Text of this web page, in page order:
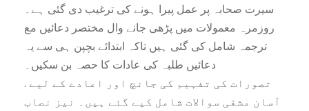
سیرت صحابہ پر عمل پیرا ہونے کی ترغیب دی گئی ہے۔
روزمرہ معمولات میں پڑھی جانے وال مختصر دعائیں مع
ترجمہ شامل کی گئی ہیں تاکہ ابتدائے بچپن ہی سے یہ
دعائیں طلبہ کی عادات کا حصہ بن سکیں۔
. تصورات کی تفہیم کی جانچ اور اعادے کے لیے
آسان مشقی سوالات شامل کیے گئے ہیں۔ نیز نصاب